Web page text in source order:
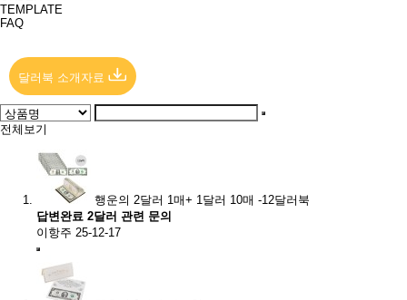
TEMPLATE
FAQ
달러북 소개자료
전체보기
행운의 2달러 1매+ 1달러 10매 -12달러북
답변완료 2달러 관련 문의
이항주 25-12-17